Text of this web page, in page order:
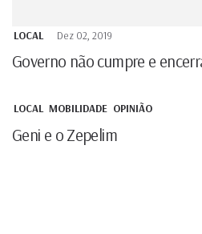
LOCAL Dez 02, 2019
Governo não cumpre e
LOCAL MOBILIDADE OPINIÃO
Geni e o Zepelim